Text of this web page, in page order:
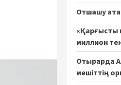
Отшашу
«Қарғысты
миллион
Отырарда
мешіттің